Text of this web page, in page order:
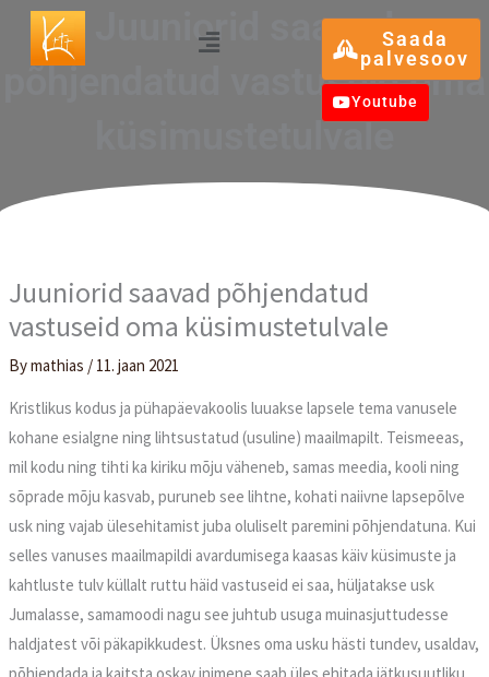
content
Menu
Youtube
Saada
palvesoov
Juuniorid saavad
põhjendatud vastuseid oma
küsimustetulvale
Juuniorid saavad põhjendatud
vastuseid oma küsimustetulvale
Bymathias / 11. jaan 2021
Kristlikus kodus ja pühapäevakoolis luuakse lapsele tema vanusele
kohane esialgne ning lihtsustatud (usuline) maailmapilt. Teismeeas,
mil kodu ning tihti ka kiriku mõju väheneb, samas meedia, kooli ning
sõprade mõju kasvab, puruneb see lihtne, kohati naiivne lapsepõlve
usk ning vajab ülesehitamist juba oluliselt paremini põhjendatuna. Kui
selles vanuses maailmapildi avardumisega kaasas käiv küsimuste ja
kahtluste tulv küllalt ruttu häid vastuseid ei saa, hüljatakse usk
Jumalasse, samamoodi nagu see juhtub usuga muinasjuttudesse
haldjatest või päkapikkudest. Üksnes oma usku hästi tundev, usaldav,